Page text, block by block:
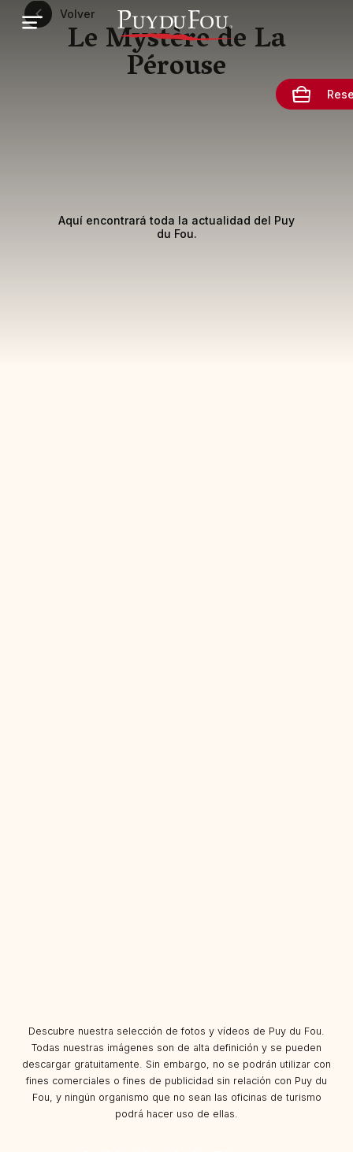
Pasar
contenido
Volver
Le Mystère de La
Pérouse
Aquí encontrará toda la actualidad del Puy
du Fou.
Descubre nuestra selección de fotos y vídeos de Puy du Fou.
Todas nuestras imágenes son de alta definición y se pueden
descargar gratuitamente. Sin embargo, no se podrán utilizar con
fines comerciales o fines de publicidad sin relación con Puy du
Fou, y ningún organismo que no sean las oficinas de turismo
podrá hacer uso de ellas.